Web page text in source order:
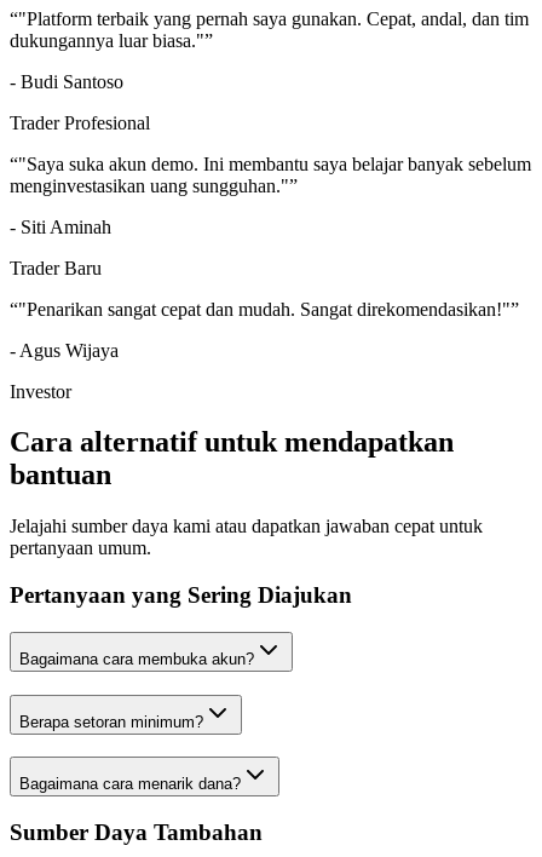
“"Platform terbaik yang pernah saya gunakan. Cepat, andal, dan tim
dukungannya luar biasa."”
- Budi Santoso
Trader Profesional
“"Saya suka akun demo. Ini membantu saya belajar banyak sebelum
menginvestasikan uang sungguhan."”
- Siti Aminah
Trader Baru
“"Penarikan sangat cepat dan mudah. Sangat direkomendasikan!"”
- Agus Wijaya
Investor
Cara alternatif untuk mendapatkan
bantuan
Jelajahi sumber daya kami atau dapatkan jawaban cepat untuk
pertanyaan umum.
Pertanyaan yang Sering Diajukan
Bagaimana cara membuka akun?
Berapa setoran minimum?
Bagaimana cara menarik dana?
Sumber Daya Tambahan